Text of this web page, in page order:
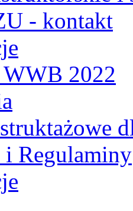
- kontakt
2022
i Regulaminy